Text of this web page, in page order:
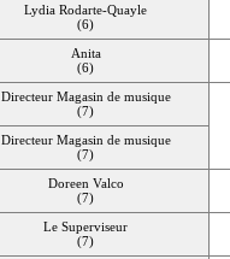
Lydia Rodarte-Quayle
(6)
Anita
(6)
Directeur Magasin de musique
(7)
Directeur Magasin de musique
(7)
Doreen Valco
(7)
Le Superviseur
(7)